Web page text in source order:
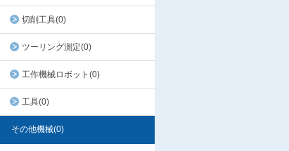
切削工具(0)
ツーリング測定(0)
工作機械ロボット(0)
工具(0)
その他機械(0)